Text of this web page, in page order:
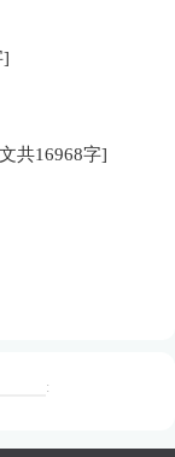
]
共16968字]
: